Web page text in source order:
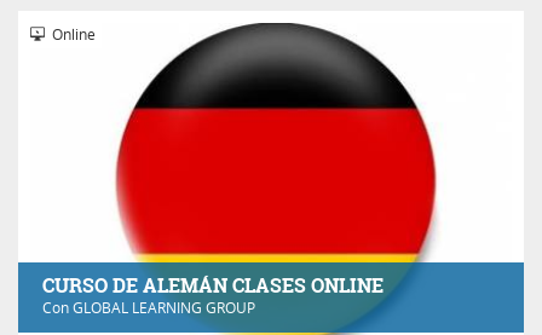
CURSO DE ALEMÁN CLASES ONLINE
ConGLOBAL LEARNING GROUP
Online